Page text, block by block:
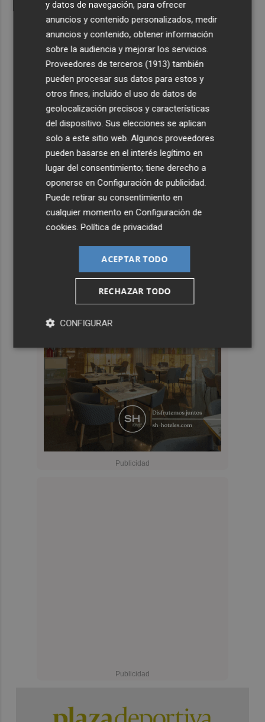
y datos de navegación, para ofrecer
anuncios y contenido personalizados, medir
anuncios y contenido, obtener información
sobre la audiencia y mejorar los servicios.
Proveedores de terceros (1913) también
pueden procesar sus datos para estos y
otros fines, incluido el uso de datos de
geolocalización precisos y características
del dispositivo. Sus elecciones se aplican
solo a este sitio web. Algunos proveedores
pueden basarse en el interés legítimo en
lugar del consentimiento; tiene derecho a
oponerse enConfiguración de publicidad
Puede retirar su consentimiento en
cualquier momento enConfiguración de
cookies .Política de privacidad
ACEPTAR TODO
RECHAZAR TODO
CONFIGURAR